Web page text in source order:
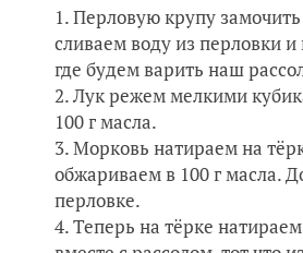
Перловую крупу
сливаем воду из перловки
где будем варить наш
Лук режем мелкими
100 г масла.
Морковь натираем на
обжариваем в 100 г масла.
перловке.
Теперь на тёрке